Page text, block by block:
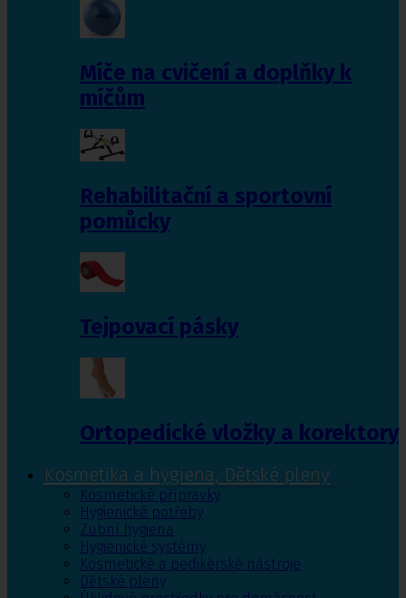
Míče na cvičení a doplňky k
míčům
Rehabilitační a sportovní
pomůcky
Tejpovací pásky
Ortopedické vložky a korektory
Kosmetika a hygiena, Dětské pleny
Kosmetické přípravky
Hygienické potřeby
Zubní hygiena
Hygienické systémy
Kosmetické a pedikérské nástroje
Dětské pleny